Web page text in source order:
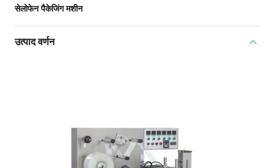
सेलोफेन पैकेजिंग मशीन
उत्पाद वर्णन